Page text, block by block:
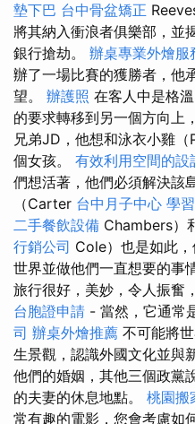
墊下巴 台中骨盆矯正
將其納入衝浪者俱樂部，並
銀行搶劫。 辦桌專業外燴服
辦了一場比賽的獲勝者，他
望。 辦護照 在客人中是格
的要求轉移到另一個方向上
兄弟JD，他想和泳衣小雞
個女孩。 有效利用空間的設
們想活著，他們必須解決該
（Carter 台中月子中心 學
二手餐飲設備 Chambers）
行銷公司 Cole）也是如此
世界並做他們一直想要的事
旅行很好，美妙，令人振奮
台胞證申請 - 當然，它通常
司 辦桌外燴推薦 不可能將
生景觀，認識外國文化並與
他們的婚姻，其他三個政黨
的夫妻的休息地點。 桃園搬
常有趣的電影，您會考慮如